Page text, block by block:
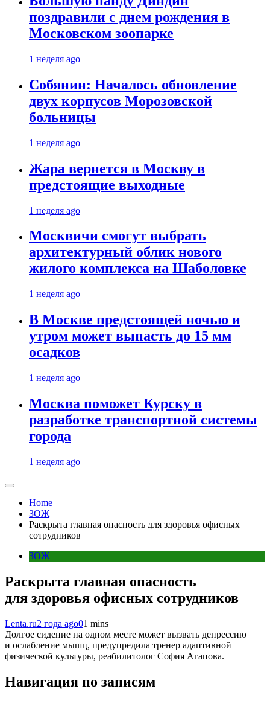
поздравили с днем рождения в
Московском зоопарке
1 неделя ago
Собянин: Началось обновление
двух корпусов Морозовской
больницы
1 неделя ago
Жара вернется в Москву в
предстоящие выходные
1 неделя ago
Москвичи смогут выбрать
архитектурный облик нового
жилого комплекса на Шаболовке
1 неделя ago
В Москве предстоящей ночью и
утром может выпасть до 15 мм
осадков
1 неделя ago
Москва поможет Курску в
разработке транспортной системы
города
1 неделя ago
Home
ЗОЖ
Раскрыта главная опасность для здоровья офисных
сотрудников
ЗОЖ
Раскрыта главная опасность
для здоровья офисных сотрудников
Lenta.ru2 года ago01 mins
Долгое сидение на одном месте может вызвать депрессию
и ослабление мышц, предупредила тренер адаптивной
физической культуры, реабилитолог София Агапова.
Навигация по записям